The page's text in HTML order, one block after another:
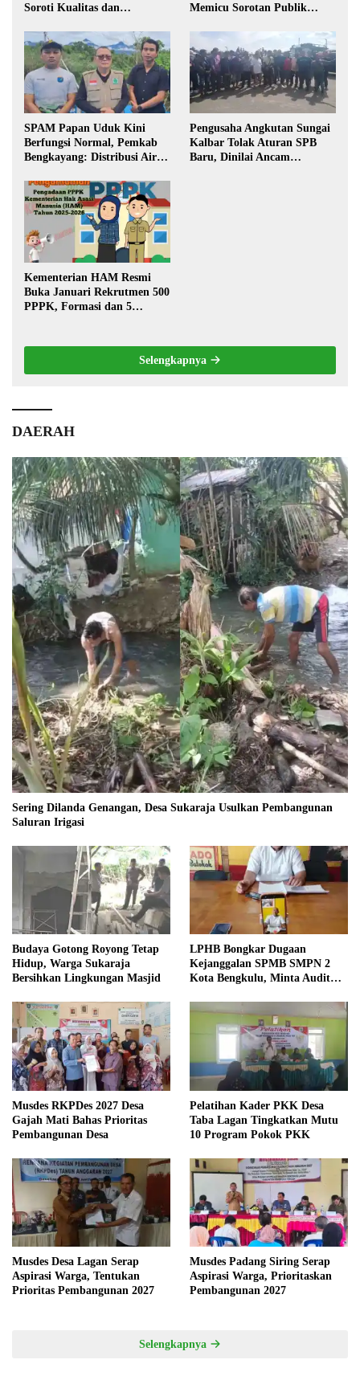
Soroti Kualitas dan
Pembangunan
Memicu Sorotan Publik
SPAM Papan Uduk Kini
Berfungsi Normal, Pemkab
Bengkayang: Distribusi Air
Warga
Pengusaha Angkutan Sungai
Kalbar Tolak Aturan SPB
Baru, Dinilai Ancam
Kementerian HAM Resmi
Buka Januari Rekrutmen 500
PPPK, Formasi dan 5
Selengkapnya
DAERAH
Sering Dilanda Genangan, Desa Sukaraja Usulkan Pembangunan
Saluran Irigasi
Budaya Gotong Royong Tetap
Hidup, Warga Sukaraja
Bersihkan Lingkungan Masjid
LPHB Bongkar Dugaan
Kejanggalan SPMB SMPN 2
Kota Bengkulu, Minta Audit
Musdes RKPDes 2027 Desa
Gajah Mati Bahas Prioritas
Pembangunan Desa
Pelatihan Kader PKK Desa
Taba Lagan Tingkatkan Mutu
10 Program Pokok PKK
Musdes Desa Lagan Serap
Aspirasi Warga, Tentukan
Prioritas Pembangunan 2027
Musdes Padang Siring Serap
Aspirasi Warga, Prioritaskan
Pembangunan 2027
Selengkapnya